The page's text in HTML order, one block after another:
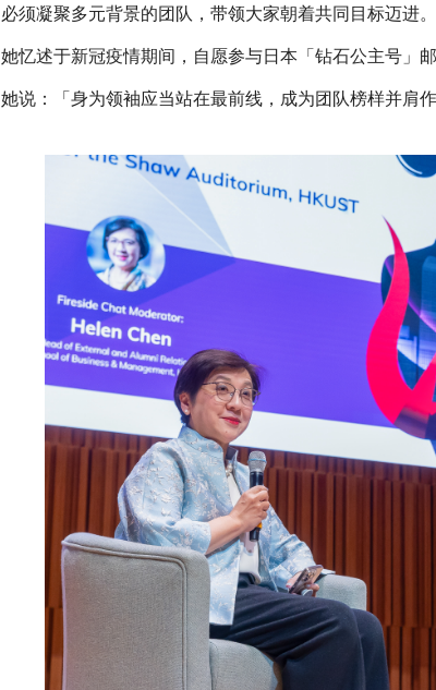
必须凝聚多元背景的团队，带领大家朝着共同目标迈进。
她忆述于新冠疫情期间，自愿参与日本「钻石公主号」
她说：「身为领袖应当站在最前线，成为团队榜样并肩